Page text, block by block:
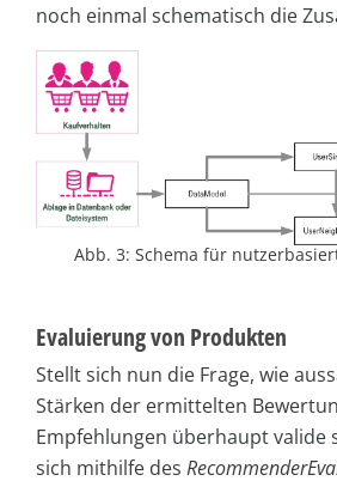
noch einmal schematisch die
Abb. 3: Schema für
Evaluierung von Produkten
Stellt sich nun die Frage, wie
Stärken der ermittelten
Empfehlungen überhaupt valide
sich mithilfe des